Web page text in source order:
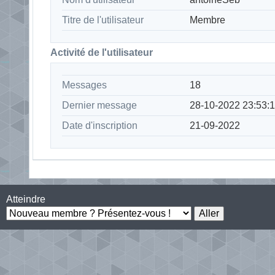
Titre de l'utilisateur
Membre
Activité de l'utilisateur
Messages
18
Dernier message
28-10-2022
Date d'inscription
21-09-2022
Atteindre